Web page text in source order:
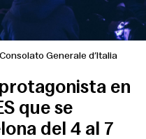
Consolato Generale d’Italia
en
que se
del 4 al 7